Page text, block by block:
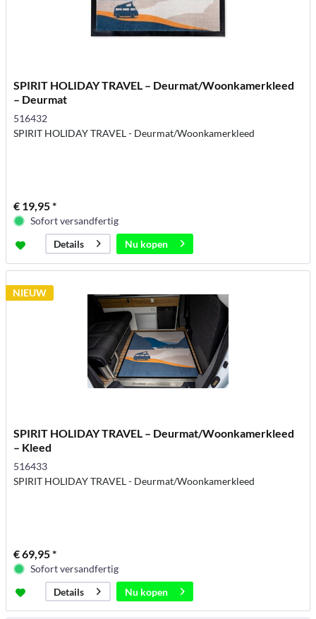
SPIRIT HOLIDAY TRAVEL – Deurmat/Woonkamerkleed
– Deurmat
516432
SPIRIT HOLIDAY TRAVEL - Deurmat/Woonkamerkleed
€ 19,95 *
Sofort versandfertig
Details
Nu kopen
NIEUW
SPIRIT HOLIDAY TRAVEL – Deurmat/Woonkamerkleed
– Kleed
516433
SPIRIT HOLIDAY TRAVEL - Deurmat/Woonkamerkleed
€ 69,95 *
Sofort versandfertig
Details
Nu kopen